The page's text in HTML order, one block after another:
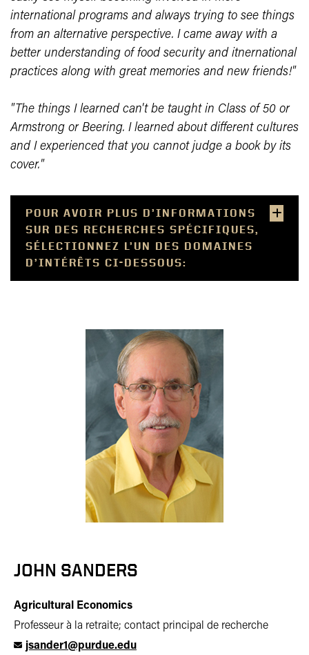
international programs and always trying to see things
from an alternative perspective. I came away with a
better understanding of food security and itnernational
practices along with great memories and new friends!"
"The things I learned can't be taught in Class of 50 or
Armstrong or Beering. I learned about different cultures
and I experienced that you cannot judge a book by its
cover."
POUR AVOIR PLUS D’INFORMATIONS
SUR DES RECHERCHES SPÉCIFIQUES,
SÉLECTIONNEZ L’UN DES DOMAINES
D’INTÉRÊTS CI-DESSOUS:
JOHN SANDERS
Agricultural Economics
Professeur à la retraite; contact principal de recherche
jsander1@purdue.edu